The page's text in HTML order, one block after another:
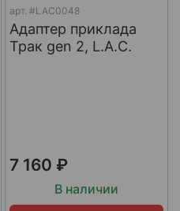
арт. #LAC0048
Адаптер приклада
Трак gen 2, L.A.C.
7 160 ₽
В наличии